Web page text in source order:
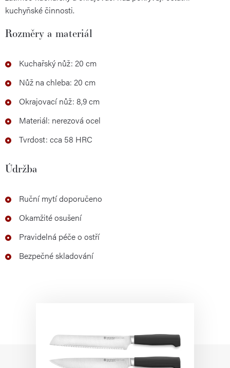
kuchyňské činnosti.
Rozměry a materiál
Kuchařský nůž: 20 cm
Nůž na chleba: 20 cm
Okrajovací nůž: 8,9 cm
Materiál: nerezová ocel
Tvrdost: cca 58 HRC
Údržba
Ruční mytí doporučeno
Okamžité osušení
Pravidelná péče o ostří
Bezpečné skladování